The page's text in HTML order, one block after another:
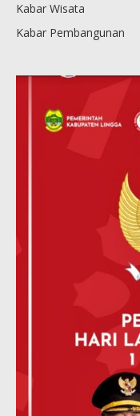
Kabar Wisata
Kabar Pembangunan